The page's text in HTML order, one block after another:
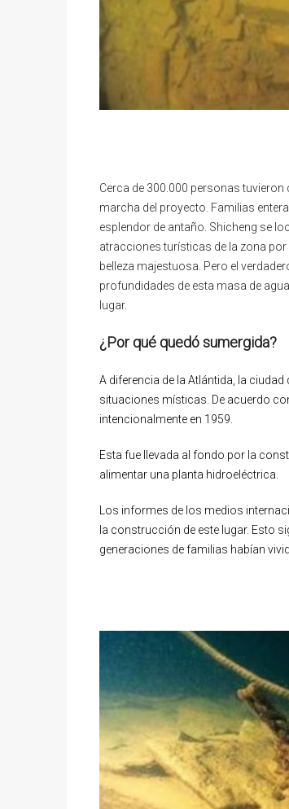
Cerca de 300.000 personas
marcha del proyecto. Familias
esplendor de antaño. Shicheng se
atracciones turísticas de la zona
belleza majestuosa. Pero el
profundidades de esta masa de
lugar.
¿Por qué quedó sumergida?
A diferencia de la Atlántida, la
situaciones místicas. De acuerdo
intencionalmente en 1959.
Esta fue llevada al fondo por la
alimentar una planta hidroeléctrica.
Los informes de los medios
la construcción de este lugar. Esto
generaciones de familias habían